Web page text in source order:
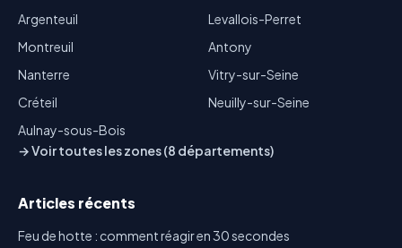
Argenteuil
Montreuil
Nanterre
Créteil
Aulnay-sous-Bois
Levallois-Perret
Antony
Vitry-sur-Seine
Neuilly-sur-Seine
→ Voir toutes les zones (8 départements)
Articles récents
Feu de hotte : comment réagir en 30 secondes